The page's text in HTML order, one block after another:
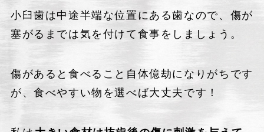
小臼歯は中途半端な位置にある歯なので、傷が
塞がるまでは気を付けて食事をしましょう。
傷があると食べること自体億劫になりがちです
が、食べやすい物を選べば大丈夫です！